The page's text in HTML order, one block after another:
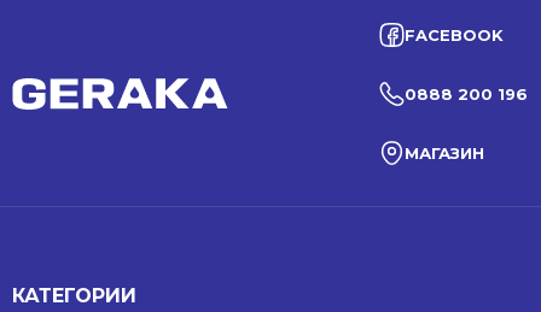
FACEBOOK
0888 200 196
МАГАЗИН
КАТЕГОРИИ